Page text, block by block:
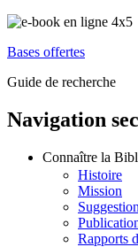
Bases offertes
Guide de recherche
Navigation
Connaître la
Histoire
Mission
Rapports